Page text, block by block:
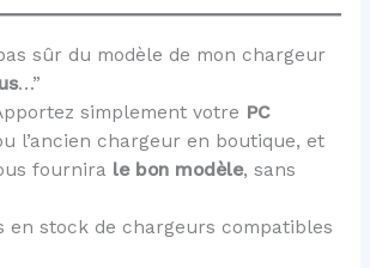
sûr du modèle de mon chargeur
…”
simplement votre PC
l’ancien chargeur en boutique, et
fournira le bon modèle, sans
en stock de chargeurs compatibles